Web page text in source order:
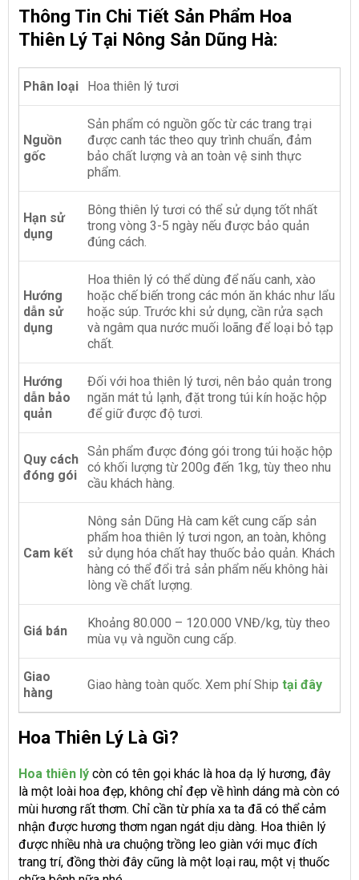
Thông Tin Chi Tiết Sản Phẩm Hoa
Thiên Lý Tại Nông Sản Dũng Hà:
Phân loại Hoa thiên lý tươi
Nguồn
gốc
Sản phẩm có nguồn gốc từ các trang trại
được canh tác theo quy trình chuẩn, đảm
bảo chất lượng và an toàn vệ sinh thực
phẩm.
Hạn sử
dụng
Bông thiên lý tươi có thể sử dụng tốt nhất
trong vòng 3-5 ngày nếu được bảo quản
đúng cách.
Hướng
dẫn sử
dụng
Hoa thiên lý có thể dùng để nấu canh, xào
hoặc chế biến trong các món ăn khác như lẩu
hoặc súp. Trước khi sử dụng, cần rửa sạch
và ngâm qua nước muối loãng để loại bỏ tạp
chất.
Hướng
dẫn bảo
quản
Đối với hoa thiên lý tươi, nên bảo quản trong
ngăn mát tủ lạnh, đặt trong túi kín hoặc hộp
để giữ được độ tươi.
Quy cách
đóng gói
Sản phẩm được đóng gói trong túi hoặc hộp
có khối lượng từ 200g đến 1kg, tùy theo nhu
cầu khách hàng.
Cam kết
Nông sản Dũng Hà cam kết cung cấp sản
phẩm hoa thiên lý tươi ngon, an toàn, không
sử dụng hóa chất hay thuốc bảo quản. Khách
hàng có thể đổi trả sản phẩm nếu không hài
lòng về chất lượng.
Giá bán
Khoảng 80.000 – 120.000 VNĐ/kg, tùy theo
mùa vụ và nguồn cung cấp.
Giao
hàng
Giao hàng toàn quốc. Xem phí Ship tại đây
Hoa Thiên Lý Là Gì?
Hoa thiên lý còn có tên gọi khác là hoa dạ lý hương, đây
là một loài hoa đẹp, không chỉ đẹp về hình dáng mà còn có
mùi hương rất thơm. Chỉ cần từ phía xa ta đã có thể cảm
nhận được hương thơm ngan ngát dịu dàng. Hoa thiên lý
được nhiều nhà ưa chuộng trồng leo giàn với mục đích
trang trí, đồng thời đây cũng là một loại rau, một vị thuốc